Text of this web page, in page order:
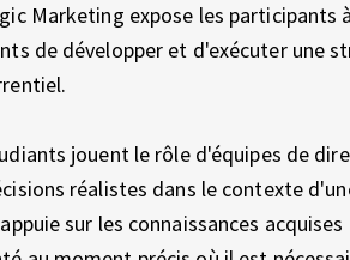
H
E
E
E
Marketing expose les participants
de développer et d'exécuter une
jouent le rôle d'équipes de
réalistes dans le contexte
sur les connaissances